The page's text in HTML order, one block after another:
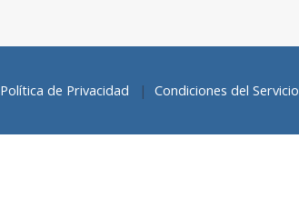
Política de Privacidad Condiciones del Servicio